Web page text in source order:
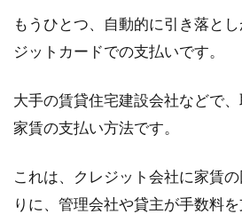
もうひとつ、自動的に引き落と
ジットカードでの支払いです。
大手の賃貸住宅建設会社などで
家賃の支払い方法です。
これは、クレジット会社に家賃
りに、管理会社や貸主が手数料